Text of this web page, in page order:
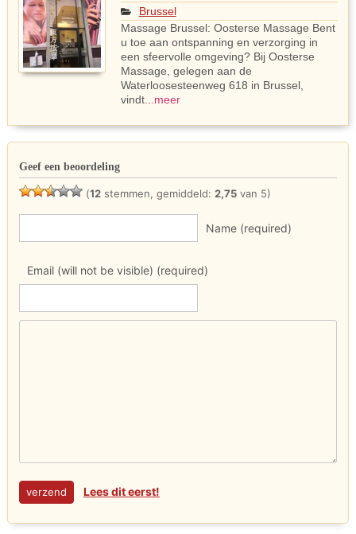
Brussel
Massage Brussel: Oosterse Massage Bent
u toe aan ontspanning en verzorging in
een sfeervolle omgeving? Bij Oosterse
Massage, gelegen aan de
Waterloosesteenweg 618 in Brussel,
vindt...meer
Geef een beoordeling
(12 stemmen, gemiddeld: 2,75 van 5)
Name (required)
Email (will not be visible) (required)
Lees dit eerst!